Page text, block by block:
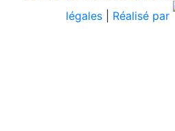
légales
Réalisé par